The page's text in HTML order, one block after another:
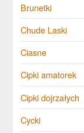
Brunetki
Chude Laski
Ciasne
Cipki amatorek
Cipki dojrzałych
Cycki